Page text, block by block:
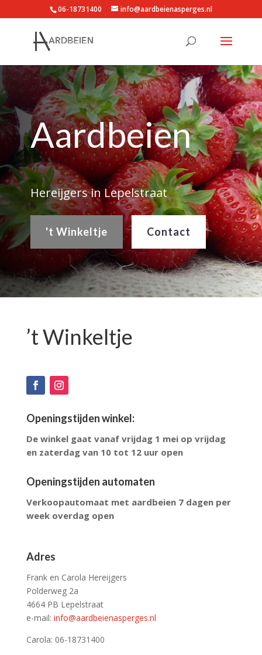
06-18731400 info@aardbeienasperges.nl
Aardbeien
Hereijgers in Lepelstraat
't Winkeltje Contact
’t Winkeltje
Openingstijden winkel:
De winkel gaat vanaf vrijdag 1 mei op vrijdag
en zaterdag van 10 tot 12 uur open
Openingstijden automaten
Verkoopautomaat met aardbeien 7 dagen per
week overdag open
Adres
Frank en Carola Hereijgers
Polderweg 2a
4664 PB Lepelstraat
e-mail: info@aardbeienasperges.nl
Carola: 06-18731400